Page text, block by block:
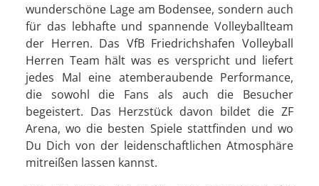
wunderschöne Lage am Bodensee, sondern auch
für das lebhafte und spannende Volleyballteam
der Herren. Das VfB Friedrichshafen Volleyball
Herren Team hält was es verspricht und liefert
jedes Mal eine atemberaubende Performance,
die sowohl die Fans als auch die Besucher
begeistert. Das Herzstück davon bildet die ZF
Arena, wo die besten Spiele stattfinden und wo
Du Dich von der leidenschaftlichen Atmosphäre
mitreißen lassen kannst.